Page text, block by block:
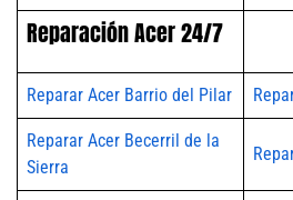
Reparación Acer 24/7
Reparar Acer Barrio del Pilar
Reparar Acer Becerril de la
Sierra